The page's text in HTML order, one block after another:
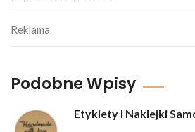
Reklama
Podobne Wpisy
Etykiety I Naklejki